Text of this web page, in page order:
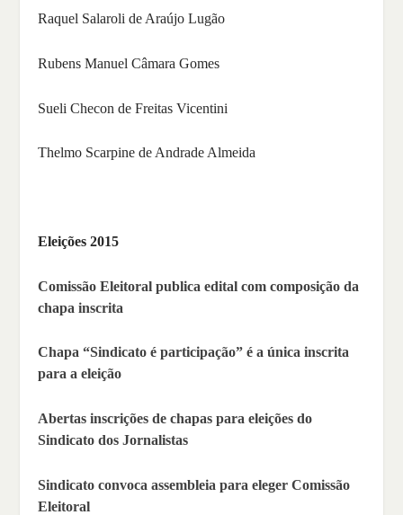
Raquel Salaroli de Araújo Lugão
Rubens Manuel Câmara Gomes
Sueli Checon de Freitas Vicentini
Thelmo Scarpine de Andrade Almeida
Eleições 2015
Comissão Eleitoral publica edital com composição da
chapa inscrita
Chapa “Sindicato é participação” é a única inscrita
para a eleição
Abertas inscrições de chapas para eleições do
Sindicato dos Jornalistas
Sindicato convoca assembleia para eleger Comissão
Eleitoral